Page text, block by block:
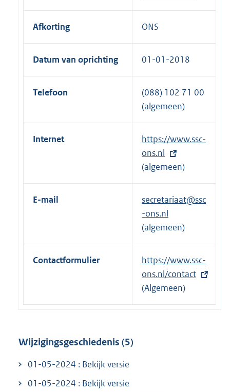
Afkorting ONS
Datum van oprichting 01-01-2018
Telefoon
(088) 102 71 00
(algemeen)
Internet
E
x
t
e
e
n
k
:
https://www.ssc-
ons.nl
(algemeen)
E-mail
secretariaat@ssc
-ons.nl
(algemeen)
Contactformulier
E
x
t
e
https://www.ssc-
ons.nl/contact
(Algemeen)
Wijzigingsgeschiedenis (5)
01-05-2024 : Bekijk versie
01-05-2024 : Bekijk versie